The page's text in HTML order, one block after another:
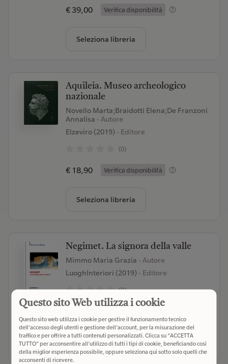
€ 39,00 Verifica disponibilità
Seleziona libreria
Aquileia. Museo archeologico
nazionale
Novello Marta;Braidotti Elena;De Franzoni
Annalisa - Autore
Elzeviro (2019)- Editore
(0)
€ 18,90 Verifica disponibilità
Seleziona libreria
Negimet. La signora della valle
Mimmo Maria Grazia - Autore
LuoghInteriori (2019)- Editore
(0)
Seleziona libreria
Questo sito Web utilizza i cookie
Questo sito web utilizza i cookie per gestire il funzionamento tecnico
dell'accesso degli utenti e gestione dell'account, per la misurazione del
traffico e per offrire a tutti contenuti personalizzati. Clicca su "ACCETTA
TUTTO" per acconsentire all'utilizzo di tutti i tipi di cookie, beneficiando così
della miglior esperienza possibile, oppure seleziona qui sotto solo quelli che
acconsenti di ricevere.